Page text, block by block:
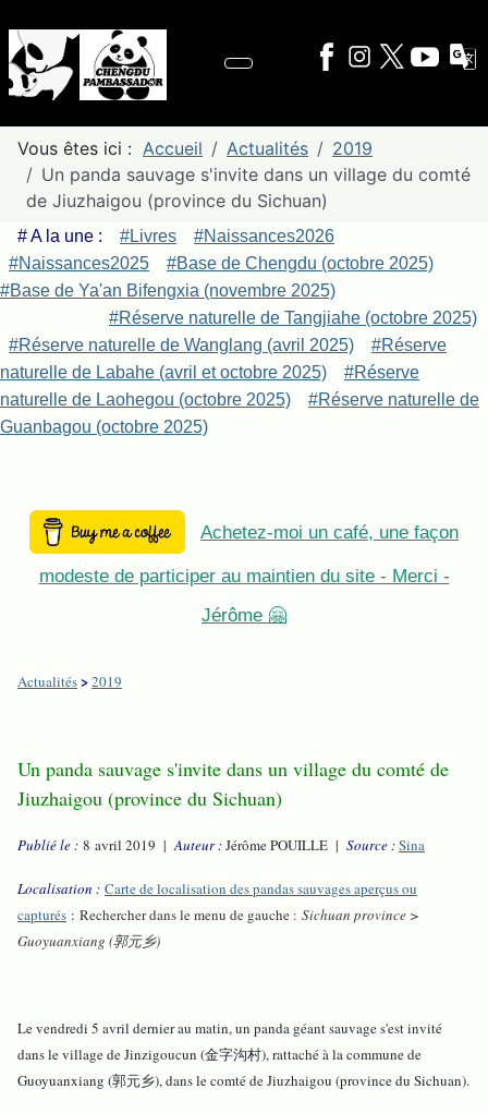
Vous êtes ici : Accueil Actualités
2019
Un panda sauvage s'invite dans un village du comté
de Jiuzhaigou (province du Sichuan)
# A la une : #Livres
#Naissances2026
#Naissances2025
#Base de Chengdu (octobre 2025)
#Base de Ya'an Bifengxia (novembre 2025)
#Réserve naturelle de Tangjiahe (octobre 2025)
#Réserve naturelle de Wanglang (avril 2025)
#Réserve
naturelle de Labahe (avril et octobre 2025)
#Réserve
naturelle de Laohegou (octobre 2025)
#Réserve naturelle de
Guanbagou (octobre 2025)
Achetez-moi un café, une façon
modeste de participer au maintien du site - Merci -
Jérôme 🤗
Actualités>2019
Un panda sauvage s'invite dans un village du comté de
Jiuzhaigou (province du Sichuan)
Publié le : 8 avril 2019 |Auteur :Jérôme POUILLE | Source :Sina
Localisation : Carte de localisation des pandas sauvages aperçus ou
capturés : Rechercher dans le menu de gauche : Sichuan province >
Guoyuanxiang (郭元乡)
Le vendredi 5 avril dernier au matin, un panda géant sauvage s'est invité
dans le village de Jinzigoucun (金字沟村), rattaché à la commune de
Guoyuanxiang (郭元乡), dans le comté de Jiuzhaigou (province du Sichuan).